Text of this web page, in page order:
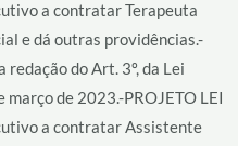
a contratar Terapeuta
e dá outras providências.-
do Art. 3º, da Lei
de 2023.-PROJETO LEI
a contratar Assistente